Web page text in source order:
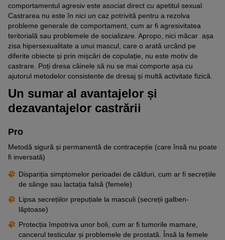
comportamentul agresiv este asociat direct cu apetitul sexual.
Castrarea nu este în nici un caz potrivită pentru a rezolva
probleme generale de comportament, cum ar fi agresivitatea
teritorială sau problemele de socializare. Apropo, nici măcar așa
zisa hipersexualitate a unui mascul, care o arată urcând pe
diferite obiecte și prin mișcări de copulație, nu este motiv de
castrare. Poți dresa câinele să nu se mai comporte așa cu
ajutorul metodelor consistente de dresaj și multă activitate fizică.
Un sumar al avantajelor și
dezavantajelor castrării
Pro
Metodă sigură și permanentă de contracepție (care însă nu poate
fi inversată)
Dispariția simptomelor perioadei de călduri, cum ar fi secrețiile
de sânge sau lactația falsă (femele)
Lipsa secrețiilor prepuțiale la masculi (secreții galben-
lăptoase)
Protecția împotriva unor boli, cum ar fi tumorile mamare,
cancerul testicular și problemele de prostată. Însă la femele